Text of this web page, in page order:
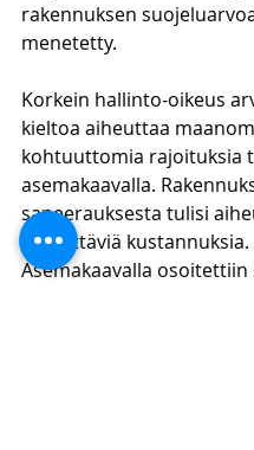
rakennuksen
menetetty.
Korkein hallinto-oikeus
kieltoa aiheuttaa
kohtuuttomia rajoituksia
asemakaavalla.
saneerauksesta tulisi
merkittäviä kustannuksia.
Asemakaavalla osoitettiin